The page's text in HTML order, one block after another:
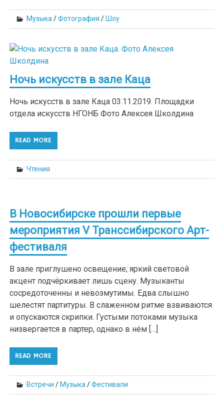
Музыка/Фотография / Шоу
Ночь искусств в зале Каца
Ночь искусств в зале Каца 03.11.2019. Площадки
отдела искусств НГОНБ Фото Алексея Школдина
READ MORE
Чтения
В Новосибирске прошли первые
мероприятия V Транссибирского Арт-
фестиваля
В зале приглушено освещение; яркий световой
акцент подчёркивает лишь сцену. Музыканты
сосредоточенны и невозмутимы. Едва слышно
шелестят партитуры. В слаженном ритме взвиваются
и опускаются скрипки. Густыми потоками музыка
низвергается в партер, однако в нём […]
READ MORE
Встречи / Музыка /Фестивали